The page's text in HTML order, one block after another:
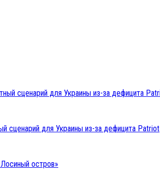
сценарий для Украины из-за дефицита Patriot